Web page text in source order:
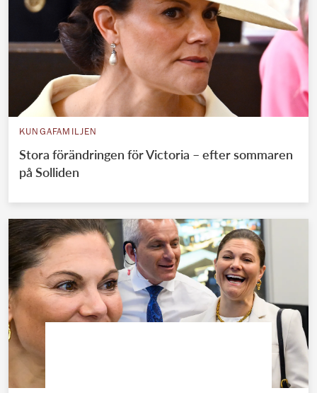
KUNGAFAMILJEN
Stora förändringen för Victoria – efter sommaren
på Solliden